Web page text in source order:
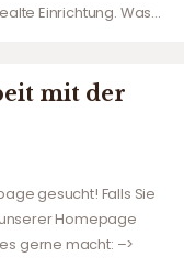
Einrichtung. Was…
mit der
gesucht! Falls Sie
Homepage
gerne macht: –>